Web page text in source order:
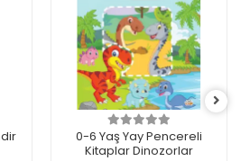
0-6 Yaş Yay Pencereli
Kitaplar Dinozorlar